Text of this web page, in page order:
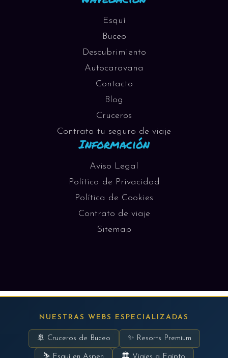
Esquí
Buceo
Descubrimiento
Autocaravana
Contacto
Blog
Cruceros
Contrata tu seguro de viaje
Información
Aviso Legal
Política de Privacidad
Política de Cookies
Contrato de viaje
Sitemap
NUESTRAS WEBS ESPECIALIZADAS
🚢 Cruceros de Buceo ✨ Resorts Premium